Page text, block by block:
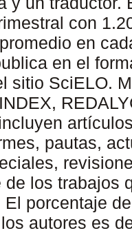
con
en
en el
sitio SciELO.
pautas,
de los trabajos
El porcentaje
autores es